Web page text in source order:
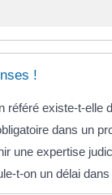
!
référé existe-t-elle
dans un
une expertise
t-on un délai